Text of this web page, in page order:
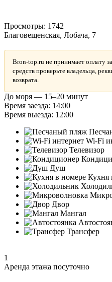
Просмотры: 1742
Благовещенская, Лобача, 7
Bron-top.ru не принимает оплату
средств проверьте владельца,
возврата.
До моря — 15–20 минут
Время заезда: 14:00
Время выезда: 12:00
Wi-Fi
Телевизор
Душ
Кухня
Двор
Мангал
Трансфер
1
Аренда этажа посуточно